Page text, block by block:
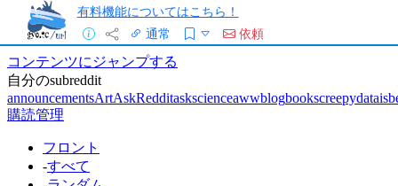
有料機能についてはこちら！
通常
依頼